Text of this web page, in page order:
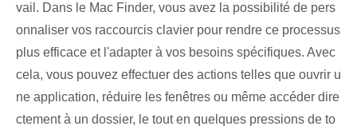
vail. Dans le Mac Finder, vous avez la possibilité de pers
onnaliser vos raccourcis clavier pour rendre ce processus
plus efficace et l'adapter à vos besoins spécifiques. Avec
cela, vous pouvez effectuer des actions telles que ouvrir u
ne application, réduire les fenêtres ou même accéder dire
ctement à un dossier, le tout en quelques pressions de to